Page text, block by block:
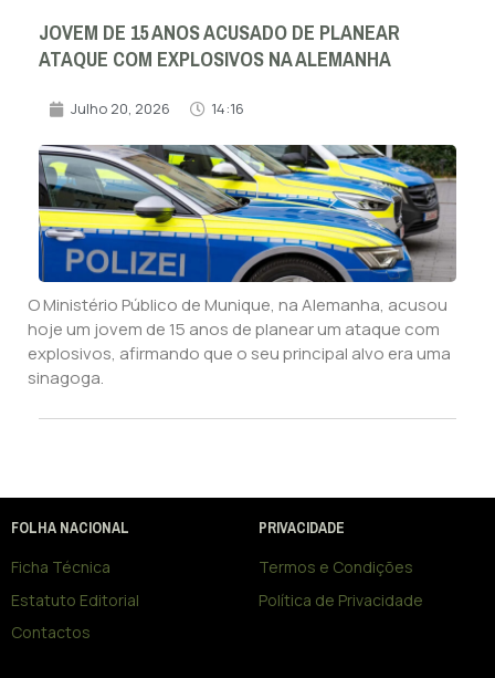
JOVEM DE 15 ANOS ACUSADO DE PLANEAR
ATAQUE COM EXPLOSIVOS NA ALEMANHA
Julho 20, 2026 14:16
O Ministério Público de Munique, na Alemanha, acusou
hoje um jovem de 15 anos de planear um ataque com
explosivos, afirmando que o seu principal alvo era uma
sinagoga.
FOLHA NACIONAL
Ficha Técnica
Estatuto Editorial
Contactos
PRIVACIDADE
Termos e Condições
Política de Privacidade